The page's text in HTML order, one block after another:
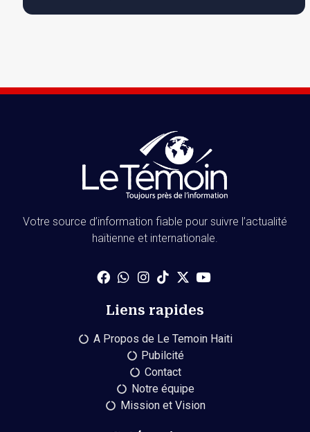
Votre source d’information fiable pour suivre l’actualité
haïtienne et internationale.
Liens rapides
A Propos de Le Temoin Haiti
Pubilcité
Contact
Notre équipe
Mission et Vision